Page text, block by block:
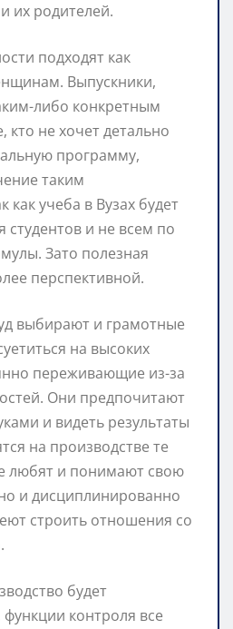
их родителей.
подходят как
Выпускники,
либо конкретным
не хочет детально
программу,
таким
как учеба в Вузах будет
студентов и не всем по
Зато полезная
перспективной.
выбирают и грамотные
на высоких
переживающие из-за
Они предпочитают
и видеть результаты
на производстве те
любят и понимают свою
и дисциплинированно
строить отношения со
будет
контроля все